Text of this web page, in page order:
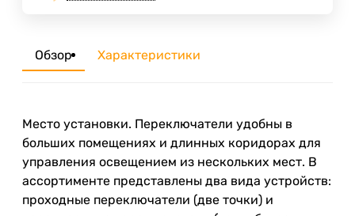
Обзор Характеристики
Место установки. Переключатели удобны в
больших помещениях и длинных коридорах для
управления освещением из нескольких мест. В
ассортименте представлены два вида устройств:
проходные переключатели (две точки) и